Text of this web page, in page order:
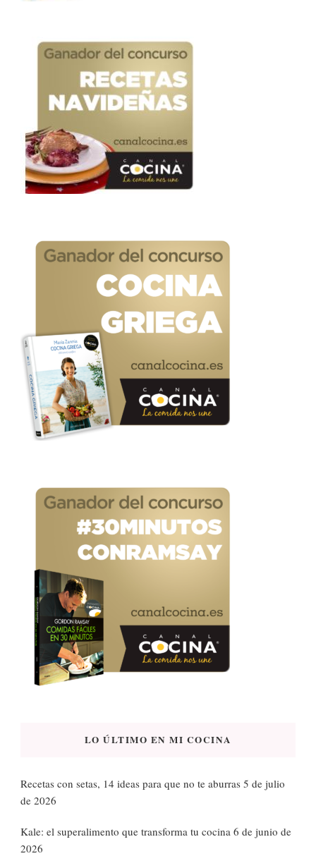
LO ÚLTIMO EN MI COCINA
Recetas con setas, 14 ideas para que no te aburras 5 de julio
de 2026
Kale: el superalimento que transforma tu cocina 6 de junio de
2026